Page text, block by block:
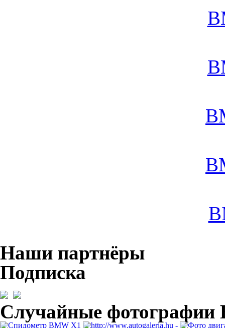
Наши партнёры
Подписка
Случайные фотографии